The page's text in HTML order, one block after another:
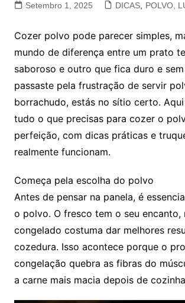
Setembro 1, 2025 DICAS, POLVO,
Cozer polvo pode parecer simples,
mundo de diferença entre um prato
saboroso e outro que fica duro e
passaste pela frustração de servir
borrachudo, estás no sítio certo.
tudo o que precisas para cozer o
perfeição, com dicas práticas e
realmente funcionam.
Começa pela escolha do polvo
Antes de pensar na panela, é
o polvo. O fresco tem o seu encanto,
congelado costuma dar melhores
cozedura. Isso acontece porque o
congelação quebra as fibras do
a carne mais macia depois de